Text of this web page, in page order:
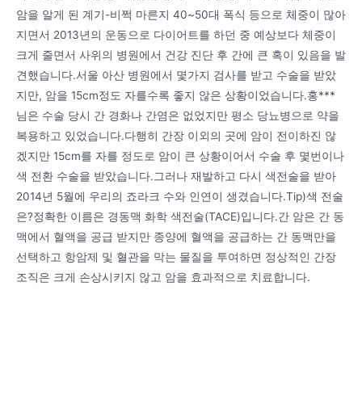
암을 알게 된 계기-비쩍 마른지 40~50대 폭식 등으로 체중이 많아
지면서 2013년의 운동으로 다이어트를 하던 중 예상보다 체중이
크게 줄면서 사위의 병원에서 건강 진단 후 간에 큰 혹이 있음을 발
견했습니다.서울 아산 병원에서 몇가지 검사를 받고 수술을 받았
지만, 암을 15cm정도 자를수록 좋지 않은 상황이었습니다.홍***
님은 수술 당시 간 경화나 간염은 없었지만 평소 당뇨병으로 약을
복용하고 있었습니다.다행히 간장 이외의 곳에 암이 전이하진 않
겠지만 15cm를 자를 정도로 암이 큰 상황이어서 수술 후 몇번이나
색 전환 수술을 받았습니다.그러나 재발하고 다시 색전술을 받아
2014년 5월에 우리의 죠라크 수와 인연이 생겼습니다.Tip)색 전술
은?정확한 이름은 경동맥 화학 색전술(TACE)입니다.간 암은 간 동
맥에서 혈액을 공급 받지만 종양에 혈액을 공급하는 간 동맥만을
선택하고 항암제 및 혈관을 막는 물질을 투여하면 정상적인 간장
조직은 크게 손상시키지 않고 암을 효과적으로 치료합니다.